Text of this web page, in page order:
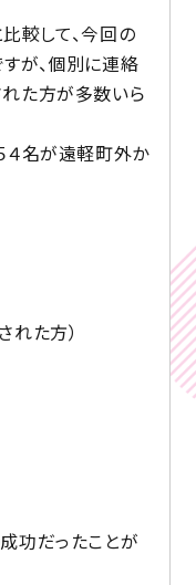
比較して、今回の
が、個別に連絡
た方が多数いら
４名が遠軽町外か
れた方）
功だったことが